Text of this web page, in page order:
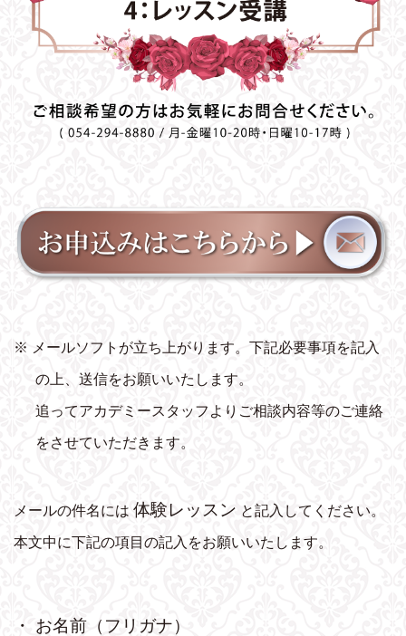
※ メールソフトが立ち上がります。下記必要事項を記入
の上、送信をお願いいたします。
追ってアカデミースタッフよりご相談内容等のご連絡
をさせていただきます。
メールの件名には 体験レッスン と記入してください。
本文中に下記の項目の記入をお願いいたします。
・ お名前（フリガナ）